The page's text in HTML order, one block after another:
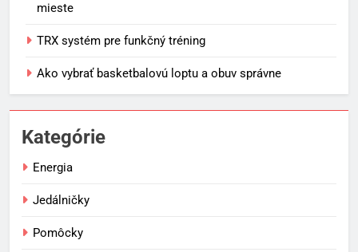
mieste
TRX systém pre funkčný tréning
Ako vybrať basketbalovú loptu a obuv správne
Kategórie
Energia
Jedálničky
Pomôcky